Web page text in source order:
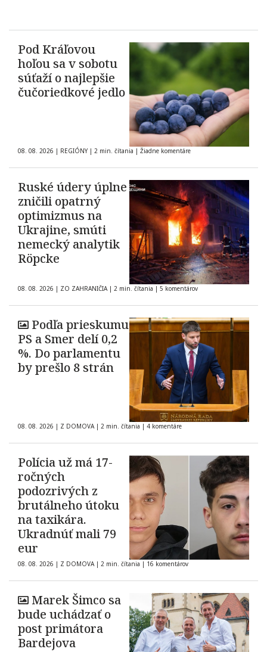
Pod Kráľovou
hoľou sa v sobotu
súťaží o najlepšie
čučoriedkové jedlo
08. 08. 2026 | REGIÓNY | 2 min. čítania | Žiadne komentáre
Ruské údery úplne
zničili opatrný
optimizmus na
Ukrajine, smúti
nemecký analytik
Röpcke
08. 08. 2026 | ZO ZAHRANIČIA | 2 min. čítania | 5 komentárov
Podľa prieskumu
PS a Smer delí 0,2
%. Do parlamentu
by prešlo 8 strán
08. 08. 2026 | Z DOMOVA | 2 min. čítania | 4 komentáre
Polícia už má 17-
ročných
podozrivých z
brutálneho útoku
na taxikára.
Ukradnúť mali 79
eur
08. 08. 2026 | Z DOMOVA | 2 min. čítania | 16 komentárov
Marek Šimco sa
bude uchádzať o
post primátora
Bardejova